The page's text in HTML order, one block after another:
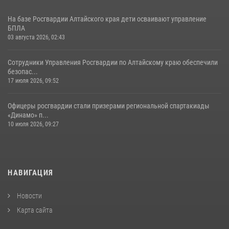
На базе Росгвардии Алтайского края дети осваивают управление
БПЛА
03 августа 2026, 02:43
Сотрудники Управления Росгвардии по Алтайскому краю обеспечили
безопас...
17 июля 2026, 09:52
Офицеры росгвардии стали призерами региональной спартакиады
«Динамо» п...
10 июля 2026, 09:27
НАВИГАЦИЯ
Новости
Карта сайта